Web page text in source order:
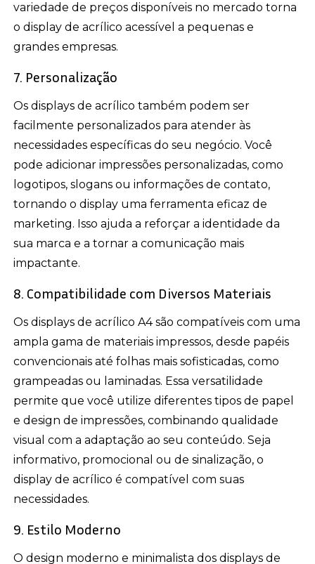
variedade de preços disponíveis no mercado torna
o display de acrílico acessível a pequenas e
grandes empresas.
7. Personalização
Os displays de acrílico também podem ser
facilmente personalizados para atender às
necessidades específicas do seu negócio. Você
pode adicionar impressões personalizadas, como
logotipos, slogans ou informações de contato,
tornando o display uma ferramenta eficaz de
marketing. Isso ajuda a reforçar a identidade da
sua marca e a tornar a comunicação mais
impactante.
8. Compatibilidade com Diversos Materiais
Os displays de acrílico A4 são compatíveis com uma
ampla gama de materiais impressos, desde papéis
convencionais até folhas mais sofisticadas, como
grampeadas ou laminadas. Essa versatilidade
permite que você utilize diferentes tipos de papel
e design de impressões, combinando qualidade
visual com a adaptação ao seu conteúdo. Seja
informativo, promocional ou de sinalização, o
display de acrílico é compatível com suas
necessidades.
9. Estilo Moderno
O design moderno e minimalista dos displays de